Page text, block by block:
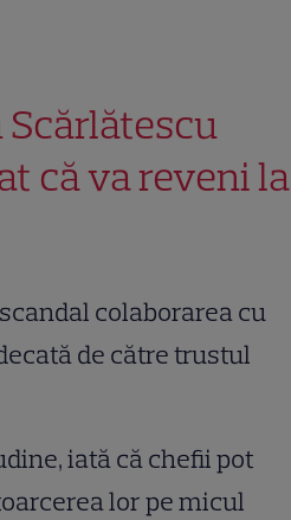
că va reveni la
colaborarea cu
de către trustul
iată că chefii pot
lor pe micul